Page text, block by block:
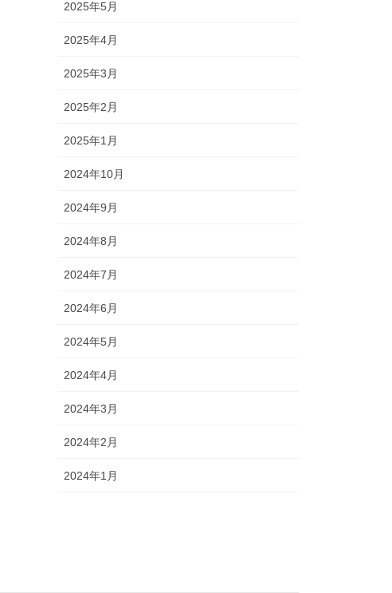
2025年5月
2025年4月
2025年3月
2025年2月
2025年1月
2024年10月
2024年9月
2024年8月
2024年7月
2024年6月
2024年5月
2024年4月
2024年3月
2024年2月
2024年1月